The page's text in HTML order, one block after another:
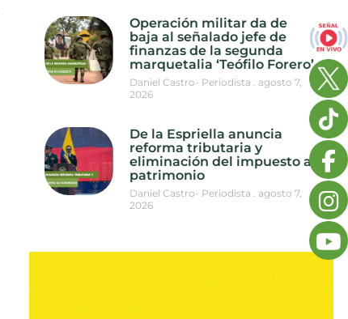
Operación militar da de
baja al señalado jefe de
finanzas de la segunda
marquetalia ‘Teófilo Forero’
Daniel Castro- Periodista
agosto 7,
2026
De la Espriella anuncia
reforma tributaria y
eliminación del impuesto al
patrimonio
Daniel Castro- Periodista
agosto 7,
2026